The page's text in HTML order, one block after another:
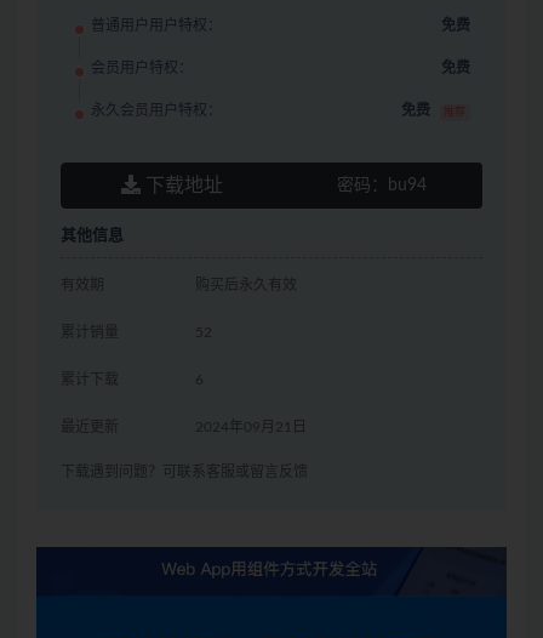
普通用户用户特权： 免费
会员用户特权： 免费
永久会员用户特权： 免费 推荐
下载地址 密码： bu94
其他信息
有效期 购买后永久有效
累计销量 52
累计下载 6
最近更新 2024年09月21日
下载遇到问题？可联系客服或留言反馈